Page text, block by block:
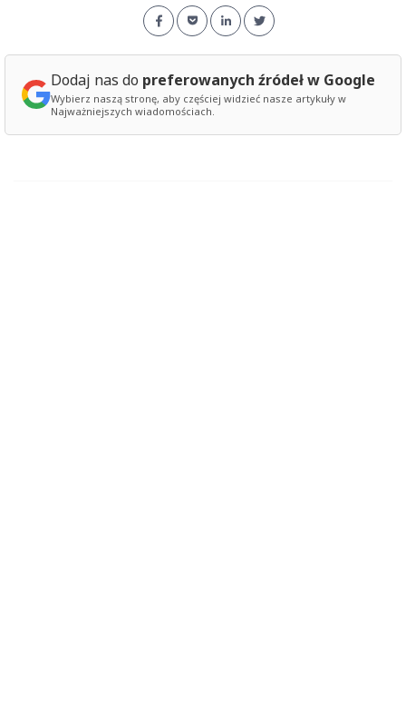
Dodaj nas do preferowanych źródeł w Google
Wybierz naszą stronę, aby częściej widzieć nasze artykuły w
Najważniejszych wiadomościach.